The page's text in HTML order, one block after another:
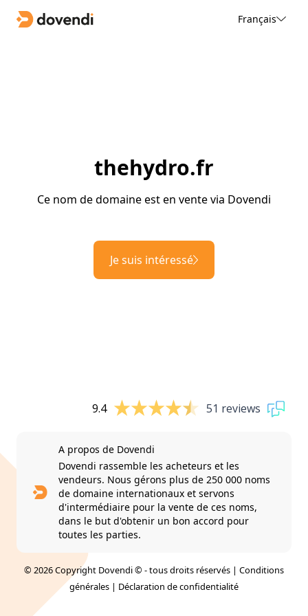
Français
thehydro.fr
Ce nom de domaine est en vente via Dovendi
Je suis intéressé
9.4 51 reviews
A propos de Dovendi
Dovendi rassemble les acheteurs et les
vendeurs. Nous gérons plus de 250 000 noms
de domaine internationaux et servons
d'intermédiaire pour la vente de ces noms,
dans le but d'obtenir un bon accord pour
toutes les parties.
© 2026 Copyright Dovendi © - tous droits réservés | Conditions
générales | Déclaration de confidentialité